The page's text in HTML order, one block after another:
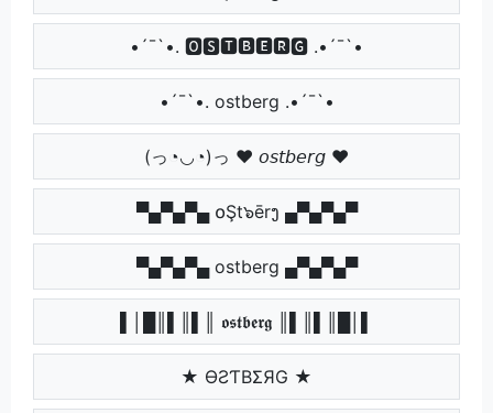
•´¯`•. 🅾🆂🆃🅱🅴🆁🅶 .•´¯`•
•´¯`•. ostberg .•´¯`•
(っ◔◡◔)っ ♥ 𝘰𝘴𝘵𝘣𝘦𝘳𝘨 ♥
▀▄▀▄▀▄ ໐Şt๖ērງ ▄▀▄▀▄▀
▀▄▀▄▀▄ ostberg ▄▀▄▀▄▀
▌│█║▌║▌║ 𝖔𝖘𝖙𝖇𝖊𝖗𝖌 ║▌║▌║█│▌
★ ӨƧƬBΣЯG ★